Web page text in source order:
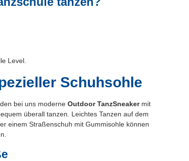
Level.
Schuhsohle
bei uns moderne Outdoor TanzSneaker mit
überall tanzen. Leichtes Tanzen auf dem
einem Straßenschuh mit Gummisohle können